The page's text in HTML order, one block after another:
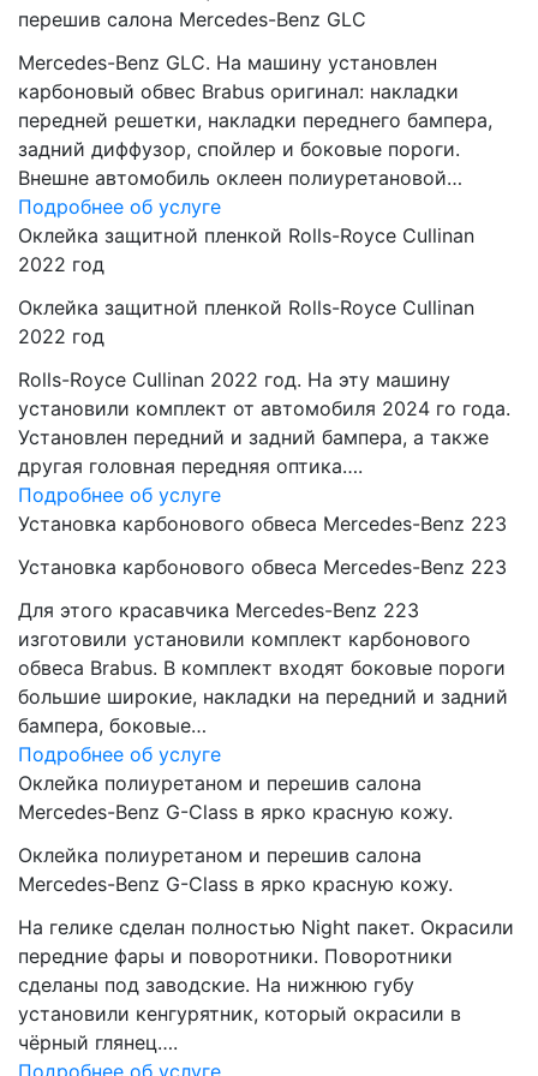
перешив салона Mercedes-Benz GLC
Mercedes-Benz GLC. На машину установлен
карбоновый обвес Brabus оригинал: накладки
передней решетки, накладки переднего бампера,
задний диффузор, спойлер и боковые пороги.
Внешне автомобиль оклеен полиуретановой…
Подробнее об услуге
Оклейка защитной пленкой Rolls-Royce Cullinan
2022 год
Оклейка защитной пленкой Rolls-Royce Cullinan
2022 год
Rolls-Royce Cullinan 2022 год. На эту машину
установили комплект от автомобиля 2024 го года.
Установлен передний и задний бампера, а также
другая головная передняя оптика….
Подробнее об услуге
Установка карбонового обвеса Mercedes-Benz 223
Установка карбонового обвеса Mercedes-Benz 223
Для этого красавчика Mercedes-Benz 223
изготовили установили комплект карбонового
обвеса Brabus. В комплект входят боковые пороги
большие широкие, накладки на передний и задний
бампера, боковые…
Подробнее об услуге
Оклейка полиуретаном и перешив салона
Mercedes-Benz G-Class в ярко красную кожу.
Оклейка полиуретаном и перешив салона
Mercedes-Benz G-Class в ярко красную кожу.
На гелике сделан полностью Night пакет. Окрасили
передние фары и поворотники. Поворотники
сделаны под заводские. На нижнюю губу
установили кенгурятник, который окрасили в
чёрный глянец….
Подробнее об услуге